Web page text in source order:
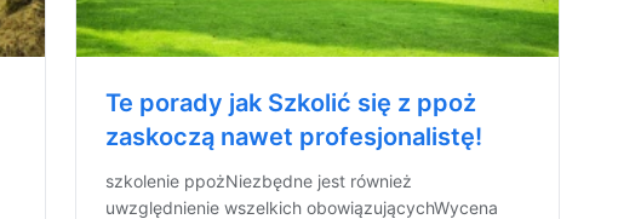
Te porady jak Szkolić się z ppoż
zaskoczą nawet profesjonalistę!
szkolenie ppożNiezbędne jest również
uwzględnienie wszelkich obowiązującychWycena